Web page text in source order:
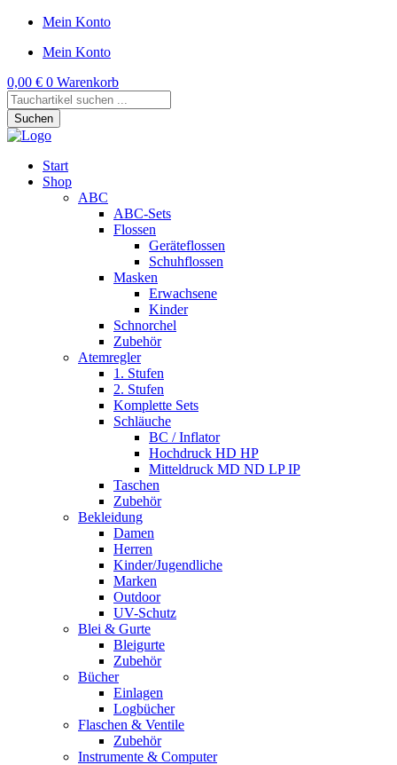
Mein Konto
Mein Konto
0,00 € 0 Warenkorb
Products
search
Suchen
Start
Shop
ABC
ABC-Sets
Flossen
Geräteflossen
Schuhflossen
Masken
Erwachsene
Kinder
Schnorchel
Zubehör
Atemregler
1. Stufen
2. Stufen
Komplette Sets
Schläuche
BC / Inflator
Hochdruck HD HP
Mitteldruck MD ND LP IP
Taschen
Zubehör
Bekleidung
Damen
Herren
Kinder/Jugendliche
Marken
Outdoor
UV-Schutz
Blei & Gurte
Bleigurte
Zubehör
Bücher
Einlagen
Logbücher
Flaschen & Ventile
Zubehör
Instrumente & Computer